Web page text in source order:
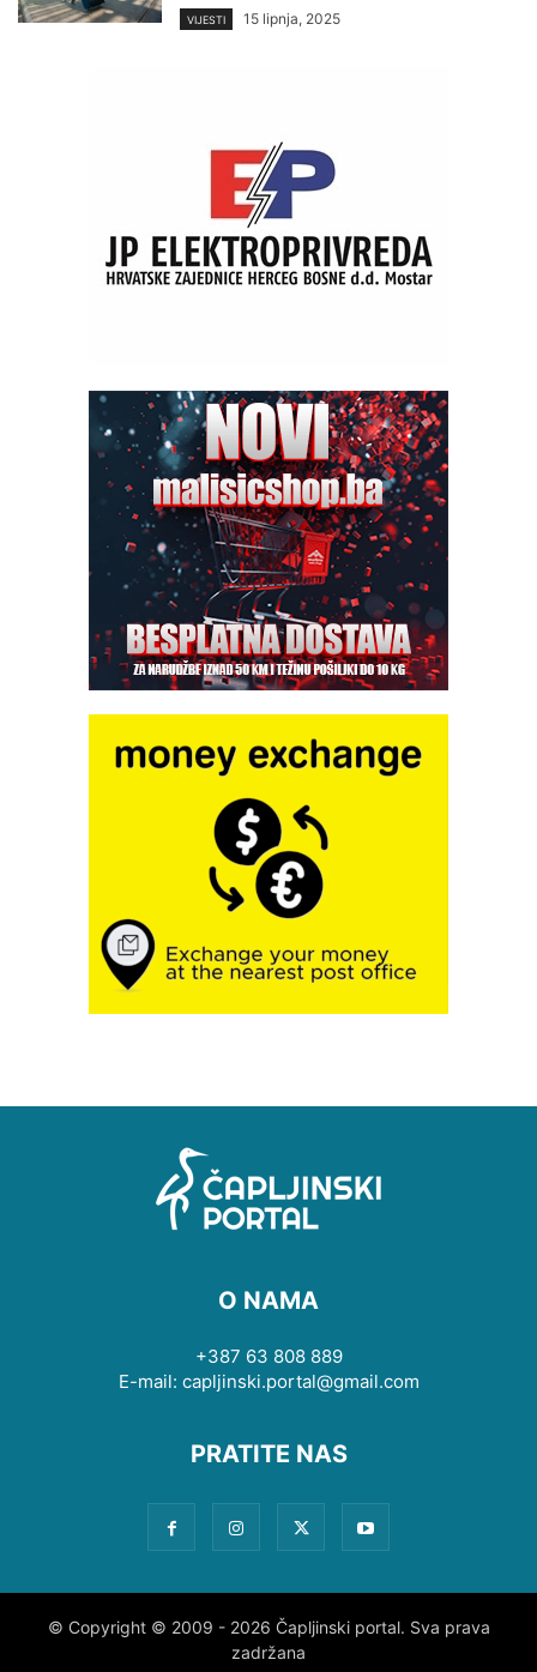
VIJESTI 15 lipnja, 2025
O NAMA
+387 63 808 889
E-mail: capljinski.portal@gmail.com
PRATITE NAS
© Copyright © 2009 - 2026 Čapljinski portal. Sva prava
zadržana